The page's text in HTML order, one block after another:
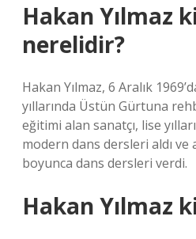
Hakan Yılmaz
nerelidir?
Hakan Yılmaz, 6 Aralık
yıllarında Üstün Gürtuna
eğitimi alan sanatçı, lise
modern dans dersleri aldı ve
boyunca dans dersleri verdi.
Hakan Yılmaz